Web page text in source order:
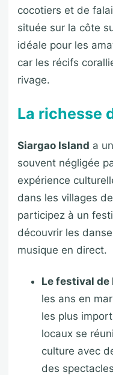
cocotiers et de
située sur la côte
idéale pour les
car les récifs
rivage.
La richesse
Siargao Island a
souvent négligée
expérience
dans les villages
participez à un
découvrir les
musique en direct.
Le festival de
les ans en
les plus
locaux se
culture avec
des